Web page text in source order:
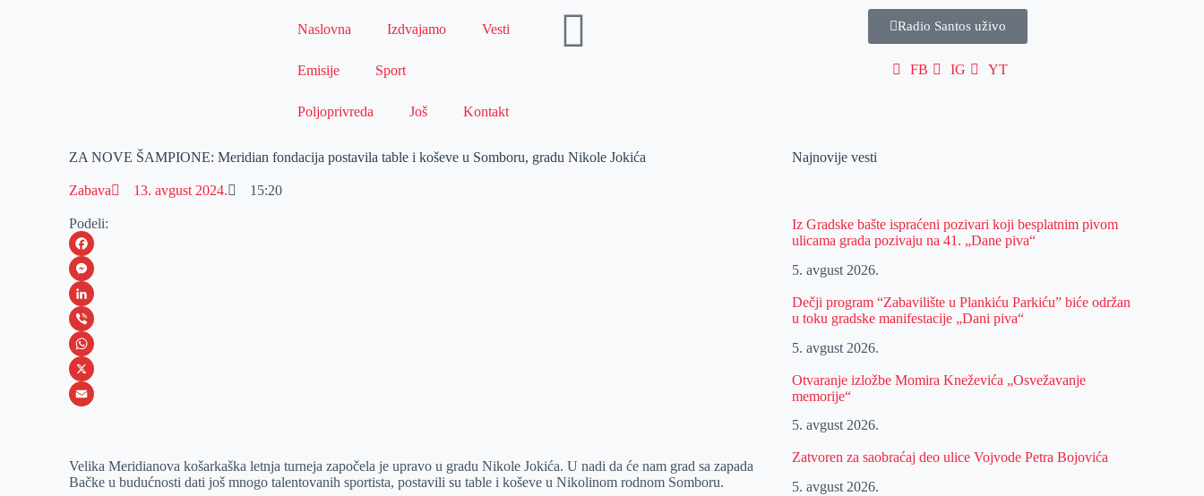
Naslovna Izdvajamo Vesti
Emisije Sport
Poljoprivreda Još Kontakt
Radio Santos uživo
FB IG YT
ZA NOVE ŠAMPIONE: Meridian fondacija postavila table i koševe u Somboru, gradu Nikole Jokića
Zabava 13. avgust 2024. 15:20
Podeli:
F
a
c
e
b
o
M
e
s
s
e
e
L
i
n
k
I
V
i
b
W
h
s
X
a
Velika Meridianova košarkaška letnja turneja započela je upravo u gradu Nikole Jokića. U nadi da će nam grad sa zapada
Bačke u budućnosti dati još mnogo talentovanih sportista, postavili su table i koševe u Nikolinom rodnom Somboru.
Najnovije vesti
Iz Gradske bašte ispraćeni pozivari koji besplatnim pivom
ulicama grada pozivaju na 41. „Dane piva“
5. avgust 2026.
Dečji program “Zabavilište u Plankiću Parkiću” biće održan
u toku gradske manifestacije „Dani piva“
5. avgust 2026.
Otvaranje izložbe Momira Kneževića „Osvežavanje
memorije“
5. avgust 2026.
Zatvoren za saobraćaj deo ulice Vojvode Petra Bojovića
5. avgust 2026.